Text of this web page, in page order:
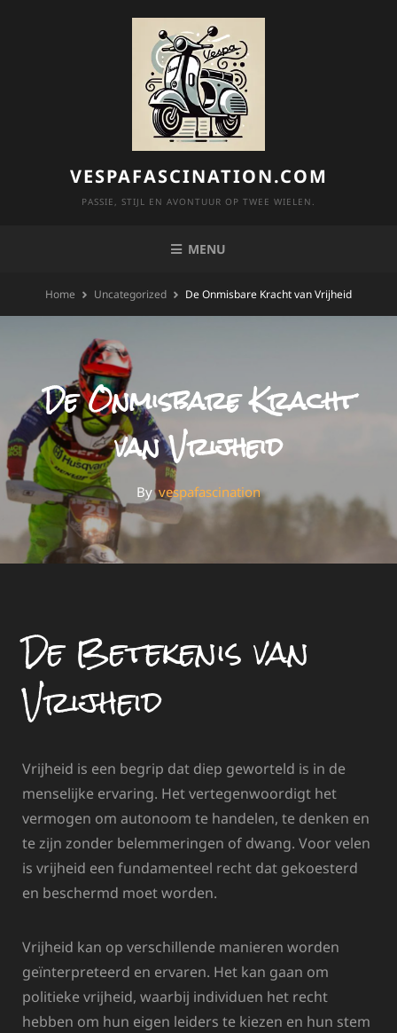
VESPAFASCINATION.COM
PASSIE, STIJL EN AVONTUUR OP TWEE WIELEN.
MENU
Home Uncategorized De Onmisbare Kracht van Vrijheid
De Onmisbare Kracht
van Vrijheid
By
By Vespafascination
De Betekenis van
Vrijheid
Vrijheid is een begrip dat diep geworteld is in de
menselijke ervaring. Het vertegenwoordigt het
vermogen om autonoom te handelen, te denken en
te zijn zonder belemmeringen of dwang. Voor velen
is vrijheid een fundamenteel recht dat gekoesterd
en beschermd moet worden.
Vrijheid kan op verschillende manieren worden
geïnterpreteerd en ervaren. Het kan gaan om
politieke vrijheid, waarbij individuen het recht
hebben om hun eigen leiders te kiezen en hun stem